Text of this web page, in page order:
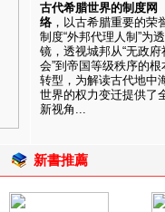
古代希腊世界的制度网
络 ，以古希腊重要的荣
制度“外邦代理人制”为透
镜，透视城邦从“无政府
会”到帝国等级秩序的根
转型，为解读古代地中
世界的权力变迁提供了
新视角...
新書推薦